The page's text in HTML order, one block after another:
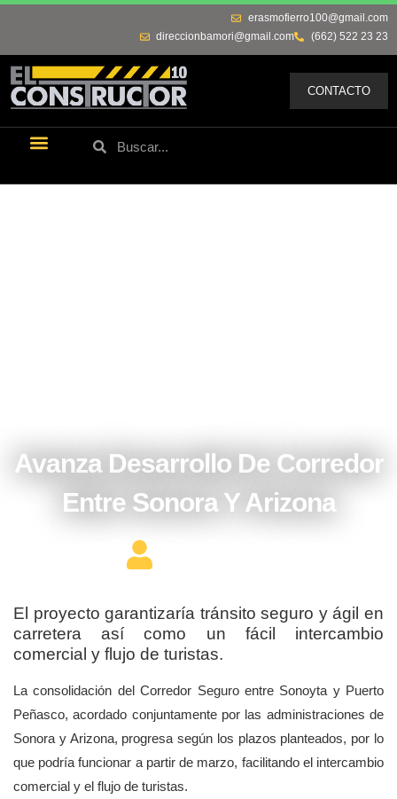
(662) 522 23 23
direccionbamori@gmail.com
erasmofierro100@gmail.com
CONTACTO
Avanza Desarrollo De Corredor
Entre Sonora Y Arizona
El proyecto garantizaría tránsito seguro y ágil en
carretera así como un fácil intercambio
comercial y flujo de turistas.
La consolidación del Corredor Seguro entre Sonoyta y Puerto
Peñasco, acordado conjuntamente por las administraciones de
Sonora y Arizona, progresa según los plazos planteados, por lo
que podría funcionar a partir de marzo, facilitando el intercambio
comercial y el flujo de turistas.